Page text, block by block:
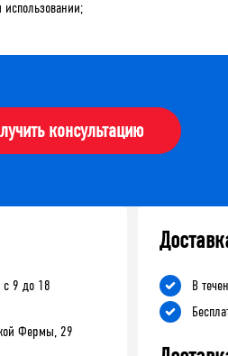
использовании;
консультацию
с 9 до 18
Фермы, 29
В